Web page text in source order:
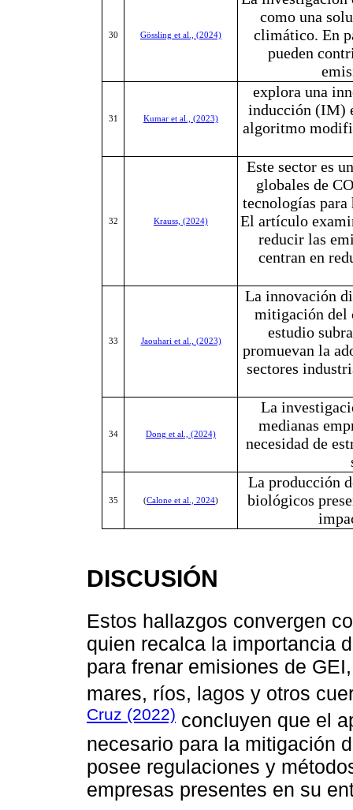
30 Gössling et al., (2024)
como una
climático. En
pueden
31 Kumar et al., (2023)
explora una
inducción (IM)
algoritmo
32 Krauss, (2024)
Este sector es
globales de
tecnologías para
El artículo
reducir las
centran en
33 Jaouhari et al., (2023)
La innovación
mitigación del
estudio
promuevan la
sectores
34 Dong et al., (2024)
La
medianas
necesidad de
35 (Calone et al., 2024)
La producción
biológicos
DISCUSIÓN
Estos hallazgos convergen
quien recalca la importancia
para frenar emisiones de
mares, ríos, lagos y otros
Cruz (2022) concluyen que el
necesario para la mitigación
posee regulaciones y
empresas presentes en su